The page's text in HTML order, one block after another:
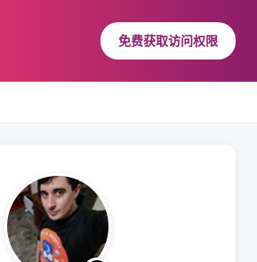
免费获取访问权限